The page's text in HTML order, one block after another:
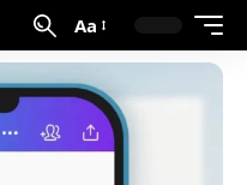
Aa